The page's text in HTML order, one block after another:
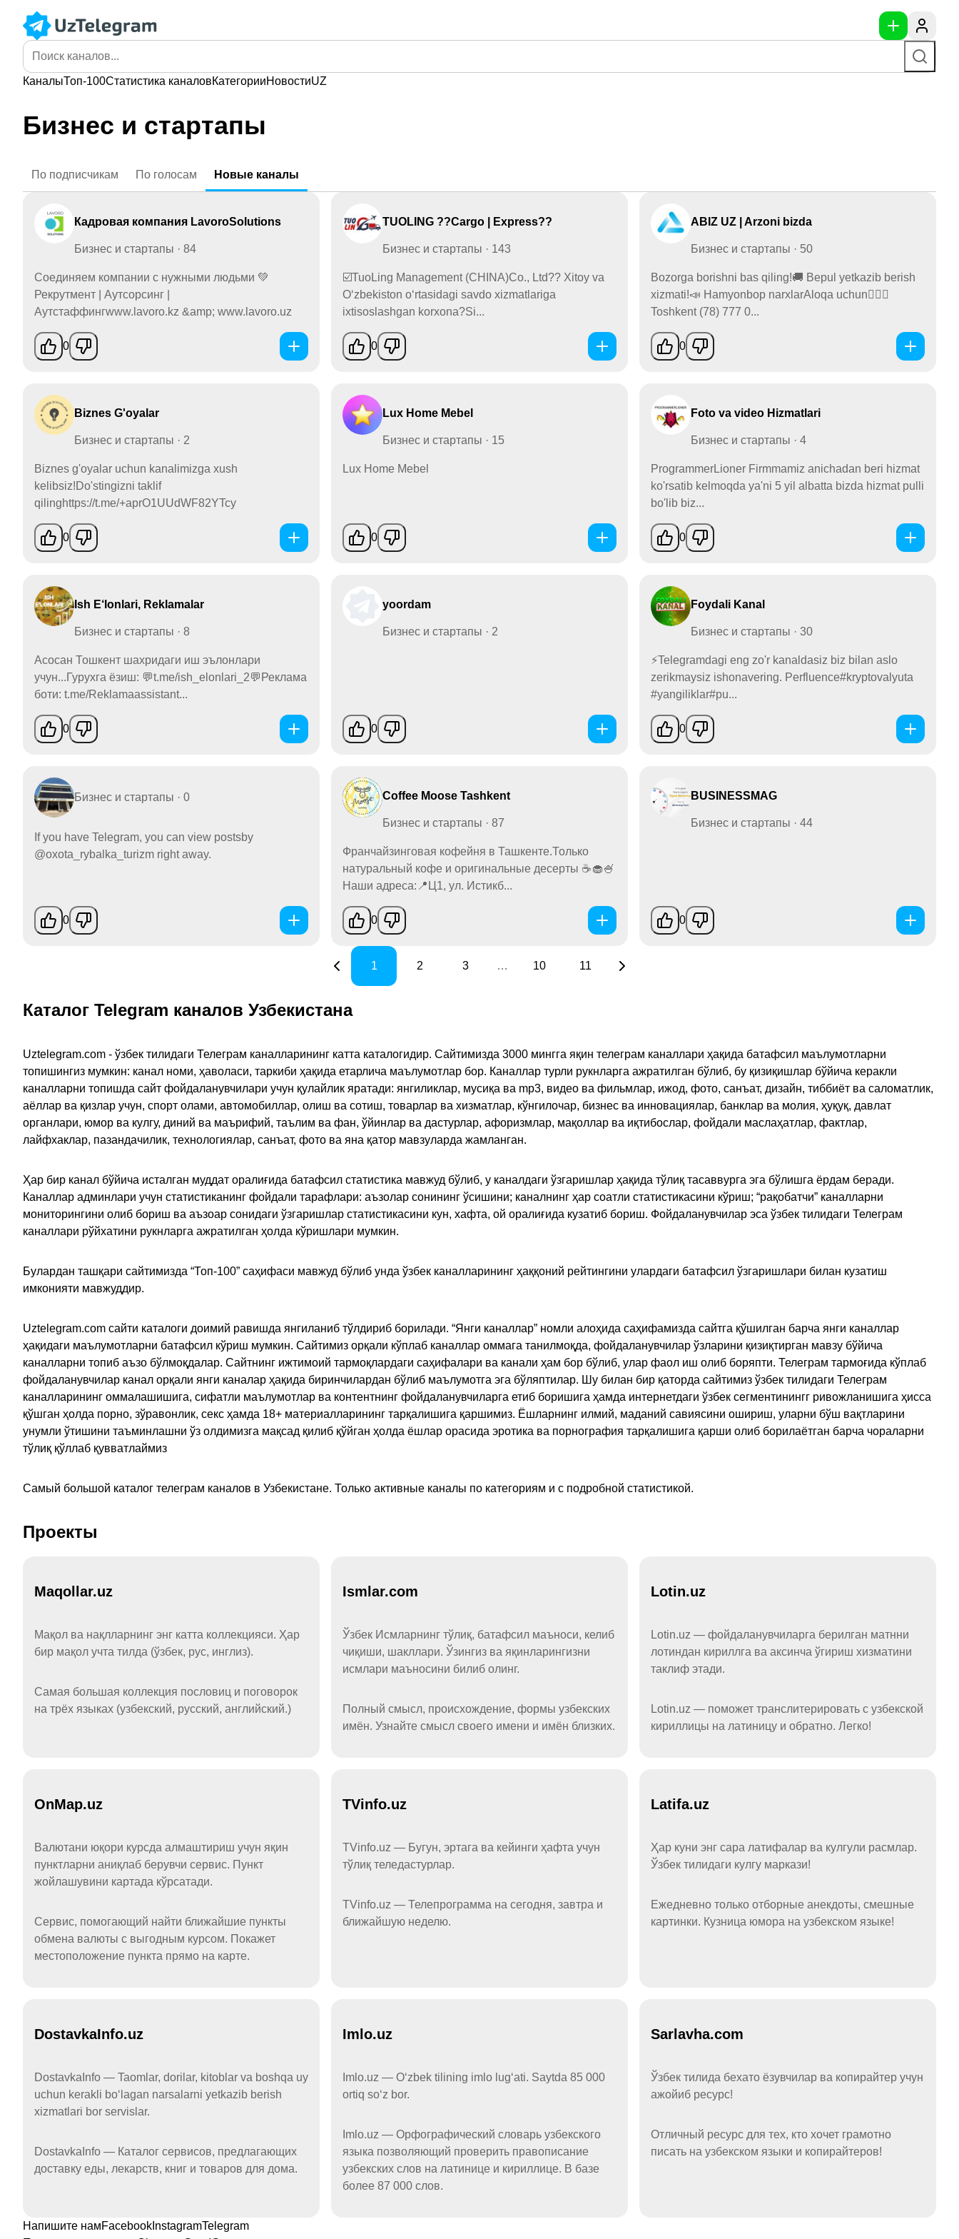
КаналыТоп-100Статистика каналовКатегорииНовостиUZ
Бизнес и стартапы
По подписчикам По голосам Новые каналы
Кадровая компания LavoroSolutions
Бизнес и стартапы · 84
Соединяем компании с нужными людьми 💚
Рекрутмент | Аутсорсинг |
Аутстаффингwww.lavoro.kz &amp; www.lavoro.uz
0
TUOLING ??Cargo | Express??
Бизнес и стартапы · 143
☑️TuoLing Management (CHINA)Co., Ltd?? Xitoy va
O‘zbekiston o‘rtasidagi savdo xizmatlariga
ixtisoslashgan korxona?Si...
0
ABIZ UZ | Arzoni bizda
Бизнес и стартапы · 50
Bozorga borishni bas qiling!🚚 Bepul yetkazib berish
xizmati!📣 Hamyonbop narxlarAloqa uchun👇🏻📍
Toshkent (78) 777 0...
0
Biznes G'oyalar
Бизнес и стартапы · 2
Biznes g'oyalar uchun kanalimizga xush
kelibsiz!Do'stingizni taklif
qilinghttps://t.me/+aprO1UUdWF82YTcy
0
Lux Home Mebel
Бизнес и стартапы · 15
Lux Home Mebel
0
Foto va video Hizmatlari
Бизнес и стартапы · 4
ProgrammerLioner Firmmamiz anichadan beri hizmat
ko'rsatib kelmoqda ya'ni 5 yil albatta bizda hizmat pulli
bo'lib biz...
0
Ish E‘lonlari, Reklamalar
Бизнес и стартапы · 8
Асосан Тошкент шахридаги иш эълонлари
учун...Гурухга ёзиш: 💬t.me/ish_elonlari_2💬Реклама
боти: t.me/Reklamaassistant...
0
yoordam
Бизнес и стартапы · 2
0
Foydali Kanal
Бизнес и стартапы · 30
⚡️Telegramdagi eng zo'r kanaldasiz biz bilan aslo
zerikmaysiz ishonavering. Perfluence#kryptovalyuta
#yangiliklar#pu...
0
Бизнес и стартапы · 0
If you have Telegram, you can view postsby
@oxota_rybalka_turizm right away.
0
Coffee Moose Tashkent
Бизнес и стартапы · 87
Франчайзинговая кофейня в Ташкенте.Только
натуральный кофе и оригинальные десерты ☕️🧁🍧
Наши адреса:📍Ц1, ул. Истикб...
0
BUSINESSMAG
Бизнес и стартапы · 44
0
1 2 3 … 10 11
Каталог Telegram каналов Узбекистана
Uztelegram.com - ўзбек тилидаги Телеграм каналларининг катта каталогидир. Сайтимизда 3000 мингга яқин телеграм каналлари ҳақида батафсил маълумотларни
топишингиз мумкин: канал номи, ҳаволаси, таркиби ҳақида етарлича маълумотлар бор. Каналлар турли рукнларга ажратилган бўлиб, бу қизиқишлар бўйича керакли
каналларни топишда сайт фойдаланувчилари учун қулайлик яратади: янгиликлар, мусиқа ва mp3, видео ва фильмлар, ижод, фото, санъат, дизайн, тиббиёт ва саломатлик,
аёллар ва қизлар учун, спорт олами, автомобиллар, олиш ва сотиш, товарлар ва хизматлар, кўнгилочар, бизнес ва инновациялар, банклар ва молия, ҳуқуқ, давлат
органлари, юмор ва кулгу, диний ва маърифий, таълим ва фан, ўйинлар ва дастурлар, афоризмлар, мақоллар ва иқтибослар, фойдали маслаҳатлар, фактлар,
лайфхаклар, пазандачилик, технологиялар, санъат, фото ва яна қатор мавзуларда жамланган.
Ҳар бир канал бўйича исталган муддат оралиғида батафсил статистика мавжуд бўлиб, у каналдаги ўзгаришлар ҳақида тўлиқ тасаввурга эга бўлишга ёрдам беради.
Каналлар админлари учун статистиканинг фойдали тарафлари: аъзолар сонининг ўсишини; каналнинг ҳар соатли статистикасини кўриш; “рақобатчи” каналларни
мониторингини олиб бориш ва аъзоар сонидаги ўзгаришлар статистикасини кун, хафта, ой оралиғида кузатиб бориш. Фойдаланувчилар эса ўзбек тилидаги Телеграм
каналлари рўйхатини рукнларга ажратилган ҳолда кўришлари мумкин.
Булардан ташқари сайтимизда “Топ-100” саҳифаси мавжуд бўлиб унда ўзбек каналларининг ҳаққоний рейтингини улардаги батафсил ўзгаришлари билан кузатиш
имконияти мавжуддир.
Uztelegram.com сайти каталоги доимий равишда янгиланиб тўлдириб борилади. “Янги каналлар” номли алоҳида саҳифамизда сайтга қўшилган барча янги каналлар
ҳақидаги маълумотларни батафсил кўриш мумкин. Сайтимиз орқали кўплаб каналлар оммага танилмоқда, фойдаланувчилар ўзларини қизиқтирган мавзу бўйича
каналларни топиб аъзо бўлмоқдалар. Сайтнинг ижтимоий тармоқлардаги саҳифалари ва канали ҳам бор бўлиб, улар фаол иш олиб боряпти. Телеграм тармоғида кўплаб
фойдаланувчилар канал орқали янги каналар ҳақида биринчилардан бўлиб маълумотга эга бўляптилар. Шу билан бир қаторда сайтимиз ўзбек тилидаги Телеграм
каналларининг оммалашишига, сифатли маълумотлар ва контентнинг фойдаланувчиларга етиб боришига ҳамда интернетдаги ўзбек сегментинингг ривожланишига ҳисса
қўшган ҳолда порно, зўравонлик, секс ҳамда 18+ материалларининг тарқалишига қаршимиз. Ёшларнинг илмий, маданий савиясини ошириш, уларни бўш вақтларини
унумли ўтишини таъминлашни ўз олдимизга мақсад қилиб қўйган ҳолда ёшлар орасида эротика ва порнография тарқалишига қарши олиб борилаётган барча чораларни
тўлиқ қўллаб қувватлаймиз
Самый большой каталог телеграм каналов в Узбекистане. Только активные каналы по категориям и с подробной статистикой.
Проекты
Maqollar.uz
Мақол ва нақлларнинг энг катта коллекцияси. Ҳар
бир мақол учта тилда (ўзбек, рус, инглиз).
Самая большая коллекция пословиц и поговорок
на трёх языках (узбекский, русский, английский.)
Ismlar.com
Ўзбек Исмларнинг тўлиқ, батафсил маъноси, келиб
чиқиши, шакллари. Ўзингиз ва яқинларингизни
исмлари маъносини билиб олинг.
Полный смысл, происхождение, формы узбекских
имён. Узнайте смысл своего имени и имён близких.
Lotin.uz
Lotin.uz — фойдаланувчиларга берилган матнни
лотиндан кириллга ва аксинча ўгириш хизматини
таклиф этади.
Lotin.uz — поможет транслитерировать с узбекской
кириллицы на латиницу и обратно. Легко!
OnMap.uz
Валютани юқори курсда алмаштириш учун яқин
пунктларни аниқлаб берувчи сервис. Пункт
жойлашувини картада кўрсатади.
Сервис, помогающий найти ближайшие пункты
обмена валюты с выгодным курсом. Покажет
местоположение пункта прямо на карте.
TVinfo.uz
TVinfo.uz — Бугун, эртага ва кейинги ҳафта учун
тўлиқ теледастурлар.
TVinfo.uz — Телепрограмма на сегодня, завтра и
ближайшую неделю.
Latifa.uz
Ҳар куни энг сара латифалар ва кулгули расмлар.
Ўзбек тилидаги кулгу маркази!
Ежедневно только отборные анекдоты, смешные
картинки. Кузница юмора на узбекском языке!
DostavkaInfo.uz
DostavkaInfo — Taomlar, dorilar, kitoblar va boshqa uy
uchun kerakli boʻlagan narsalarni yetkazib berish
xizmatlari bor servislar.
DostavkaInfo — Каталог сервисов, предлагающих
доставку еды, лекарств, книг и товаров для дома.
Imlo.uz
Imlo.uz — Oʻzbek tilining imlo lugʻati. Saytda 85 000
ortiq soʻz bor.
Imlo.uz — Орфографический словарь узбекского
языка позволяющий проверить правописание
узбекских слов на латинице и кириллице. В базе
более 87 000 слов.
Sarlavha.com
Ўзбек тилида бехато ёзувчилар ва копирайтер учун
ажойиб ресурс!
Отличный ресурс для тех, кто хочет грамотно
писать на узбекском языки и копирайтеров!
Напишите намFacebook InstagramTelegram